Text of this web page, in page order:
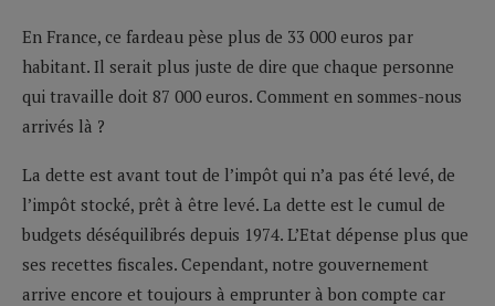
En France, ce fardeau pèse plus de 33 000 euros par
habitant. Il serait plus juste de dire que chaque personne
qui travaille doit 87 000 euros. Comment en sommes-nous
arrivés là ?
La dette est avant tout de l’impôt qui n’a pas été levé, de
l’impôt stocké, prêt à être levé. La dette est le cumul de
budgets déséquilibrés depuis 1974. L’Etat dépense plus que
ses recettes fiscales. Cependant, notre gouvernement
arrive encore et toujours à emprunter à bon compte car